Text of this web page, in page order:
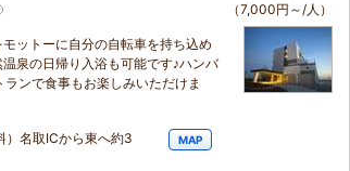
ットーに自分の自転車を持ち込め
泉の日帰り入浴も可能です♪ハンバ
ンで食事もお楽しみいただけま
）名取ICから東へ約3
MAP
（7,000円～/人）